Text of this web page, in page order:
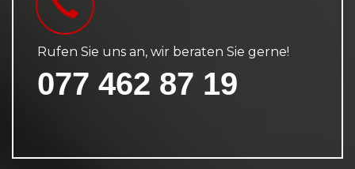
Rufen Sie uns an, wir beraten Sie gerne!
077 462 87 19